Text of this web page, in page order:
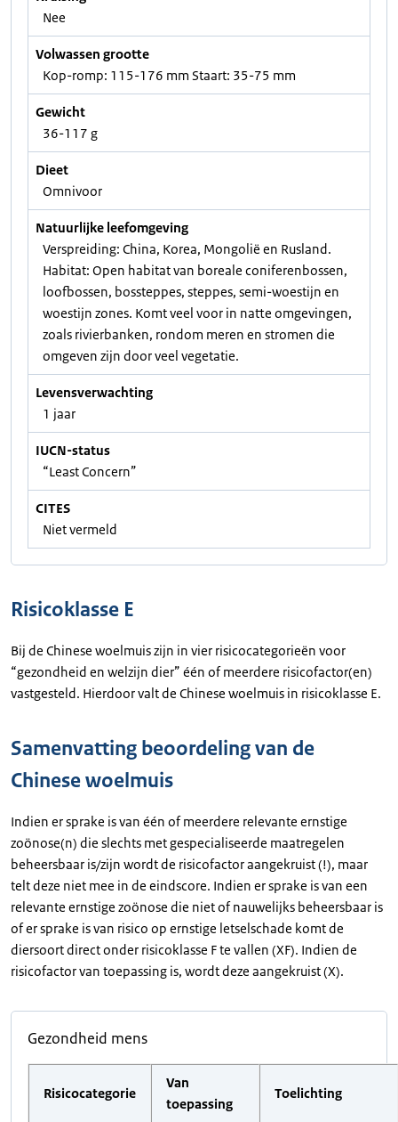
Nee
Volwassen grootte
Kop-romp: 115-176 mm Staart: 35-75 mm
Gewicht
36-117 g
Dieet
Omnivoor
Natuurlijke leefomgeving
Verspreiding: China, Korea, Mongolië en Rusland.
Habitat: Open habitat van boreale coniferenbossen,
loofbossen, bossteppes, steppes, semi-woestijn en
woestijn zones. Komt veel voor in natte omgevingen,
zoals rivierbanken, rondom meren en stromen die
omgeven zijn door veel vegetatie.
Levensverwachting
1 jaar
IUCN-status
“Least Concern”
CITES
Niet vermeld
Risicoklasse E
Bij de Chinese woelmuis zijn in vier risicocategorieën voor
“gezondheid en welzijn dier” één of meerdere risicofactor(en)
vastgesteld. Hierdoor valt de Chinese woelmuis in risicoklasse E.
Samenvatting beoordeling van de
Chinese woelmuis
Indien er sprake is van één of meerdere relevante ernstige
zoönose(n) die slechts met gespecialiseerde maatregelen
beheersbaar is/zijn wordt de risicofactor aangekruist (!), maar
telt deze niet mee in de eindscore. Indien er sprake is van een
relevante ernstige zoönose die niet of nauwelijks beheersbaar is
of er sprake is van risico op ernstige letselschade komt de
diersoort direct onder risicoklasse F te vallen (XF). Indien de
risicofactor van toepassing is, wordt deze aangekruist (X).
Gezondheid mens
Risicocategorie
Van
toepassing
Toelichting